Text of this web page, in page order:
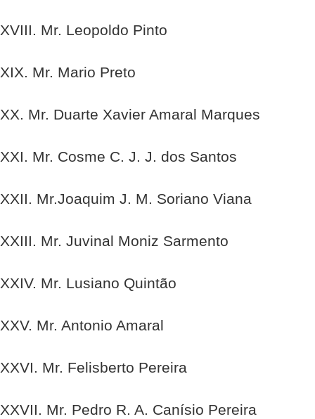
XVIII. Mr. Leopoldo Pinto
XIX. Mr. Mario Preto
XX. Mr. Duarte Xavier Amaral Marques
XXI. Mr. Cosme C. J. J. dos Santos
XXII. Mr.Joaquim J. M. Soriano Viana
XXIII. Mr. Juvinal Moniz Sarmento
XXIV. Mr. Lusiano Quintão
XXV. Mr. Antonio Amaral
XXVI. Mr. Felisberto Pereira
XXVII. Mr. Pedro R. A. Canísio Pereira